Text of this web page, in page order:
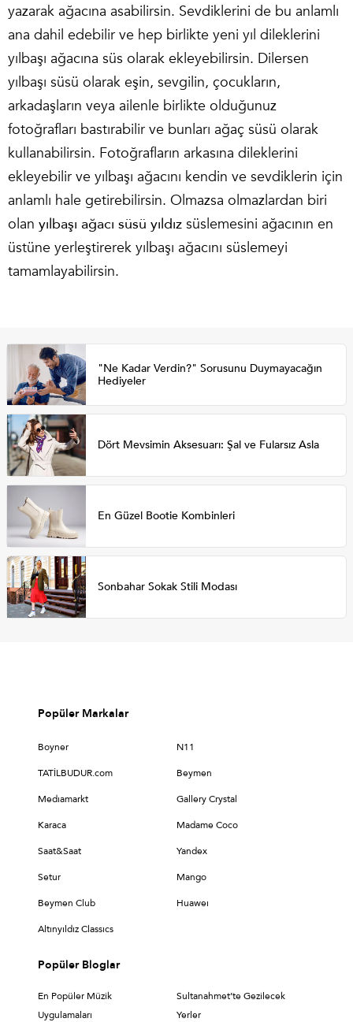
yazarak ağacına asabilirsin. Sevdiklerini de bu anlamlı
ana dahil edebilir ve hep birlikte yeni yıl dileklerini
yılbaşı ağacına süs olarak ekleyebilirsin. Dilersen
yılbaşı süsü olarak eşin, sevgilin, çocukların,
arkadaşların veya ailenle birlikte olduğunuz
fotoğrafları bastırabilir ve bunları ağaç süsü olarak
kullanabilirsin. Fotoğrafların arkasına dileklerini
ekleyebilir ve yılbaşı ağacını kendin ve sevdiklerin için
anlamlı hale getirebilirsin. Olmazsa olmazlardan biri
olan yılbaşı ağacı süsü yıldız süslemesini ağacının en
üstüne yerleştirerek yılbaşı ağacını süslemeyi
tamamlayabilirsin.
"Ne Kadar Verdin?" Sorusunu Duymayacağın
Hediyeler
Dört Mevsimin Aksesuarı: Şal ve Fularsız Asla
En Güzel Bootie Kombinleri
Sonbahar Sokak Stili Modası
Popüler Markalar
Boyner N11
TATİLBUDUR.com Beymen
Medıamarkt Gallery Crystal
Karaca Madame Coco
Saat&Saat Yandex
Setur Mango
Beymen Club Huaweı
Altınyıldız Classıcs
Popüler Bloglar
En Popüler Müzik
Uygulamaları
Sultanahmet’te Gezilecek
Yerler